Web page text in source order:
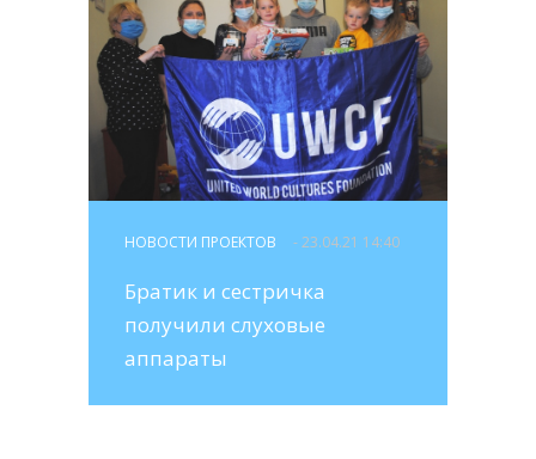
НОВОСТИ ПРОЕКТОВ - 23.04.21 14:40
Братик и сестричка
получили слуховые
аппараты